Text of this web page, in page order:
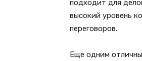
подходит для
высокий уровень
переговоров.
Еще одним